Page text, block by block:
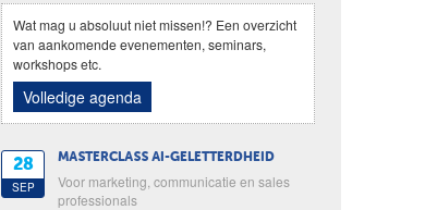
Wat mag u absoluut niet missen!? Een overzicht
van aankomende evenementen, seminars,
workshops etc.
Volledige agenda
28
SEP
MASTERCLASS AI-GELETTERDHEID
Voor marketing, communicatie en sales
professionals